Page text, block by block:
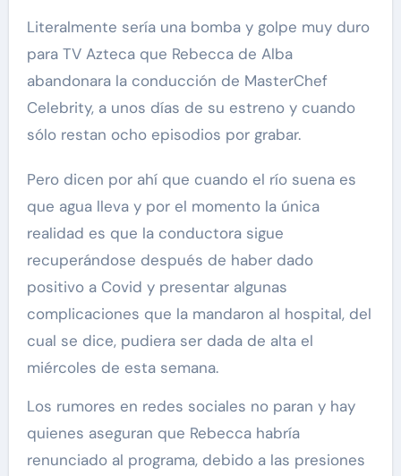
Literalmente sería una bomba y golpe muy duro
para TV Azteca que Rebecca de Alba
abandonara la conducción de MasterChef
Celebrity, a unos días de su estreno y cuando
sólo restan ocho episodios por grabar.
Pero dicen por ahí que cuando el río suena es
que agua lleva y por el momento la única
realidad es que la conductora sigue
recuperándose después de haber dado
positivo a Covid y presentar algunas
complicaciones que la mandaron al hospital, del
cual se dice, pudiera ser dada de alta el
miércoles de esta semana.
Los rumores en redes sociales no paran y hay
quienes aseguran que Rebecca habría
renunciado al programa, debido a las presiones